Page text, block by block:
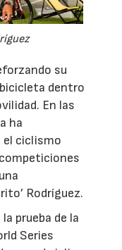
su
dentro
En las
ha
el ciclismo
Rodríguez.
prueba de la
Series